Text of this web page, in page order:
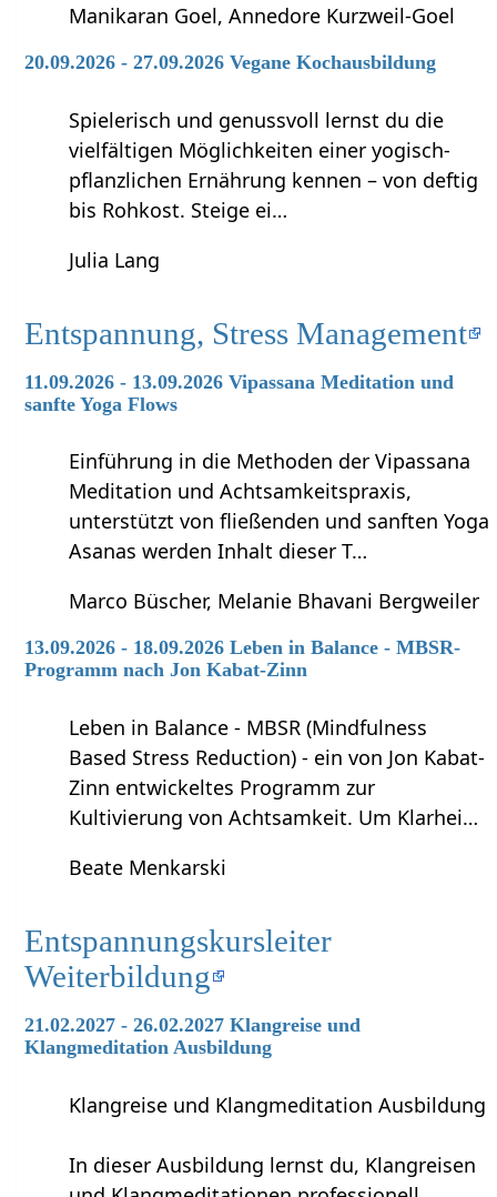
Manikaran Goel, Annedore Kurzweil-Goel
20.09.2026 - 27.09.2026 Vegane Kochausbildung
Spielerisch und genussvoll lernst du die
vielfältigen Möglichkeiten einer yogisch-
pflanzlichen Ernährung kennen – von deftig
bis Rohkost. Steige ei…
Julia Lang
Entspannung, Stress Management
11.09.2026 - 13.09.2026 Vipassana Meditation und
sanfte Yoga Flows
Einführung in die Methoden der Vipassana
Meditation und Achtsamkeitspraxis,
unterstützt von fließenden und sanften Yoga
Asanas werden Inhalt dieser T…
Marco Büscher, Melanie Bhavani Bergweiler
13.09.2026 - 18.09.2026 Leben in Balance - MBSR-
Programm nach Jon Kabat-Zinn
Leben in Balance - MBSR (Mindfulness
Based Stress Reduction) - ein von Jon Kabat-
Zinn entwickeltes Programm zur
Kultivierung von Achtsamkeit. Um Klarhei…
Beate Menkarski
Entspannungskursleiter
Weiterbildung
21.02.2027 - 26.02.2027 Klangreise und
Klangmeditation Ausbildung
Klangreise und Klangmeditation Ausbildung
In dieser Ausbildung lernst du, Klangreisen